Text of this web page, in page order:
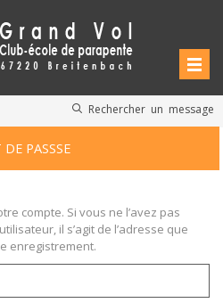
Rechercher un message
PASSSE
compte. Si vous ne l’avez pas
il s’agit de l’adresse que
enregistrement.